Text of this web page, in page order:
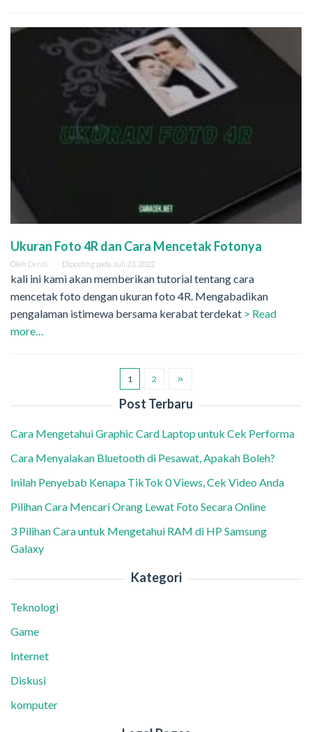
Ukuran Foto 4R dan Cara Mencetak Fotonya
Oleh Dendi Diposting pada Juli 23, 2022
kali ini kami akan memberikan tutorial tentang cara
mencetak foto dengan ukuran foto 4R. Mengabadikan
pengalaman istimewa bersama kerabat terdekat > Read
more…
1 2
Post Terbaru
Cara Mengetahui Graphic Card Laptop untuk Cek Performa
Cara Menyalakan Bluetooth di Pesawat, Apakah Boleh?
Inilah Penyebab Kenapa TikTok 0 Views, Cek Video Anda
Pilihan Cara Mencari Orang Lewat Foto Secara Online
3 Pilihan Cara untuk Mengetahui RAM di HP Samsung
Galaxy
Kategori
Teknologi
Game
Internet
Diskusi
komputer